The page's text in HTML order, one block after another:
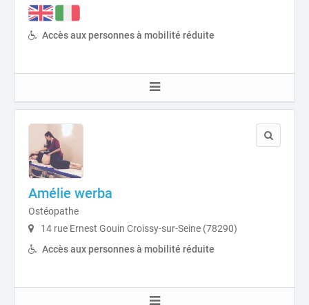
Accès aux personnes à mobilité réduite
Amélie werba
Ostéopathe
14 rue Ernest Gouin Croissy-sur-Seine (78290)
Accès aux personnes à mobilité réduite